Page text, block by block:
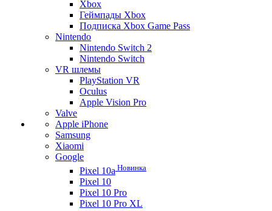
Xbox
Геймпады Xbox
Подписка Xbox Game Pass
Nintendo
Nintendo Switch 2
Nintendo Switch
VR шлемы
PlayStation VR
Oculus
Apple Vision Pro
Valve
Apple iPhone
Samsung
Xiaomi
Google
Pixel 10a Новинка
Pixel 10
Pixel 10 Pro
Pixel 10 Pro XL